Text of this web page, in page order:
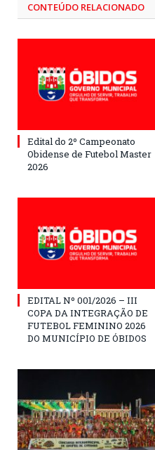
CONTEÚDO RELACIONADO
Edital do 2º Campeonato
Obidense de Futebol Master
2026
EDITAL Nº 001/2026 – III
COPA DA INTEGRAÇÃO DE
FUTEBOL FEMININO 2026
DO MUNICÍPIO DE ÓBIDOS